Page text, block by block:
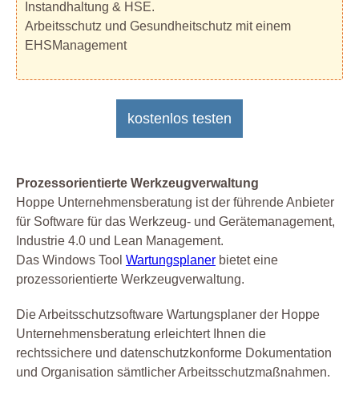
Instandhaltung & HSE.
Arbeitsschutz und Gesundheitschutz mit einem
EHSManagement
kostenlos testen
Prozessorientierte Werkzeugverwaltung
Hoppe Unternehmensberatung ist der führende Anbieter
für Software für das Werkzeug- und Gerätemanagement,
Industrie 4.0 und Lean Management.
Das Windows Tool Wartungsplaner bietet eine
prozessorientierte Werkzeugverwaltung.
Die Arbeitsschutzsoftware Wartungsplaner der Hoppe
Unternehmensberatung erleichtert Ihnen die
rechtssichere und datenschutzkonforme Dokumentation
und Organisation sämtlicher Arbeitsschutzmaßnahmen.